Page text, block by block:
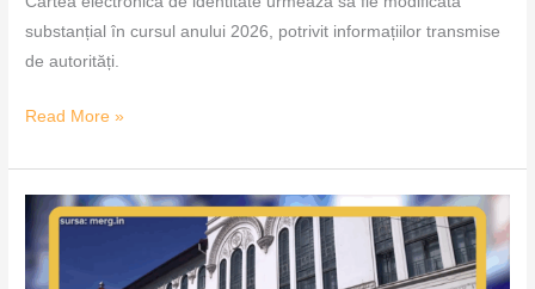
substanțial în cursul anului 2026, potrivit informațiilor transmise
de autorități.
Read More »
Zona
de
impozitare